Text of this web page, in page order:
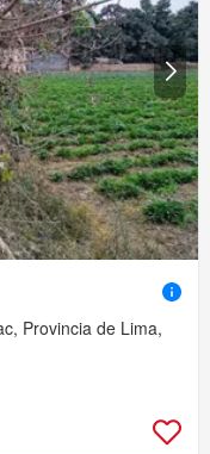
Provincia de Lima,